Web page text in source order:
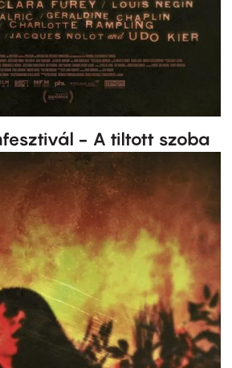
- A tiltott szoba